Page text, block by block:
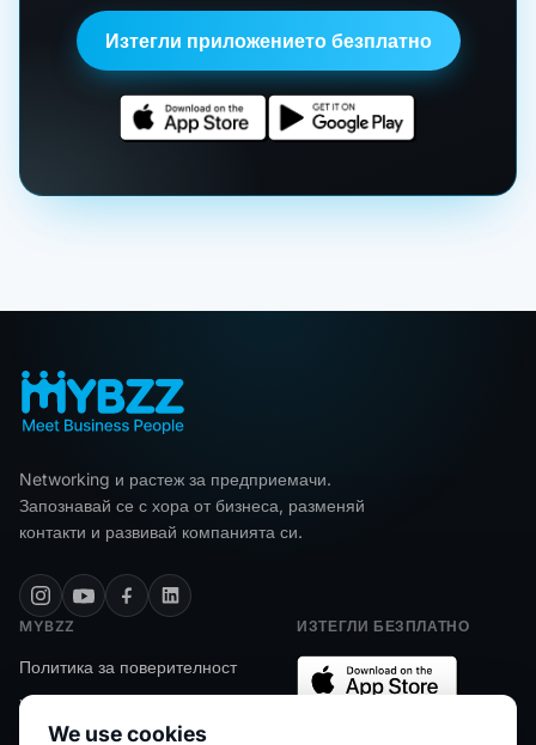
Изтегли приложението безплатно
Networking и растеж за предприемачи.
Запознавай се с хора от бизнеса, разменяй
контакти и развивай компанията си.
MYBZZ
Политика за поверителност
Условия
ИЗТЕГЛИ БЕЗПЛАТНО
We use cookies